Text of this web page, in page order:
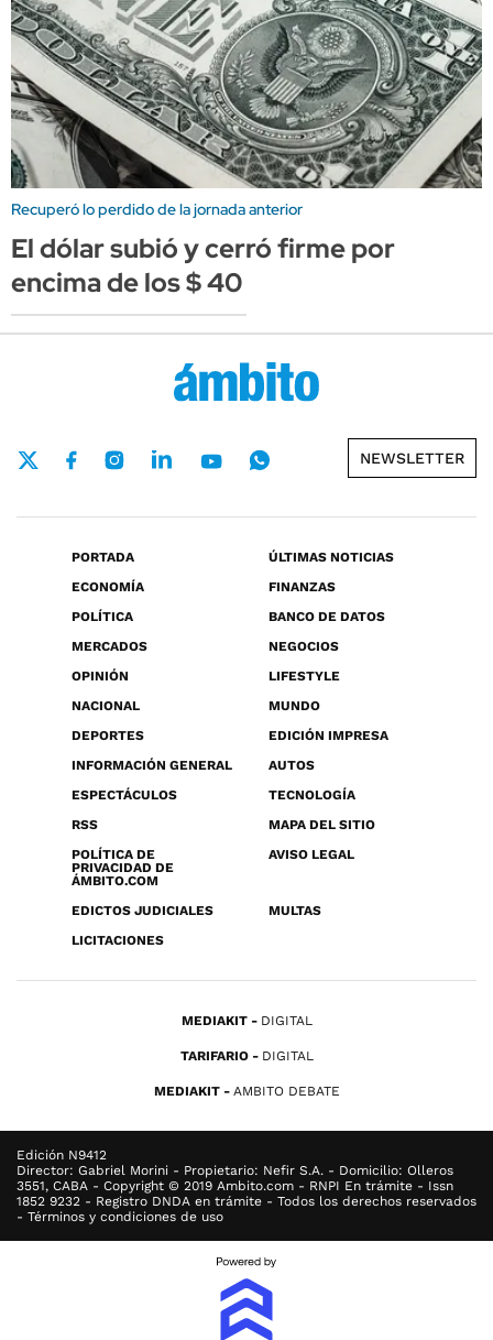
Recuperó lo perdido de la jornada anterior
El dólar subió y cerró firme por
encima de los $ 40
NEWSLETTER
PORTADA
ÚLTIMAS NOTICIAS
ECONOMÍA
FINANZAS
POLÍTICA
BANCO DE DATOS
MERCADOS
NEGOCIOS
OPINIÓN
LIFESTYLE
NACIONAL
MUNDO
DEPORTES
EDICIÓN IMPRESA
INFORMACIÓN GENERAL
AUTOS
ESPECTÁCULOS
TECNOLOGÍA
RSS
MAPA DEL SITIO
POLÍTICA DE
PRIVACIDAD DE
ÁMBITO.COM
AVISO LEGAL
EDICTOS JUDICIALES
MULTAS
LICITACIONES
MEDIAKIT DIGITAL
TARIFARIO DIGITAL
MEDIAKIT AMBITO DEBATE
Edición N9412
Director: Gabriel Morini - Propietario: Nefir S.A. - Domicilio: Olleros
3551, CABA - Copyright © 2019 Ambito.com - RNPI En trámite - Issn
1852 9232 - Registro DNDA en trámite - Todos los derechos reservados
- Términos y condiciones de uso